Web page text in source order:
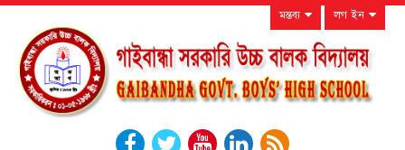
মন্তব্য লগ ইন